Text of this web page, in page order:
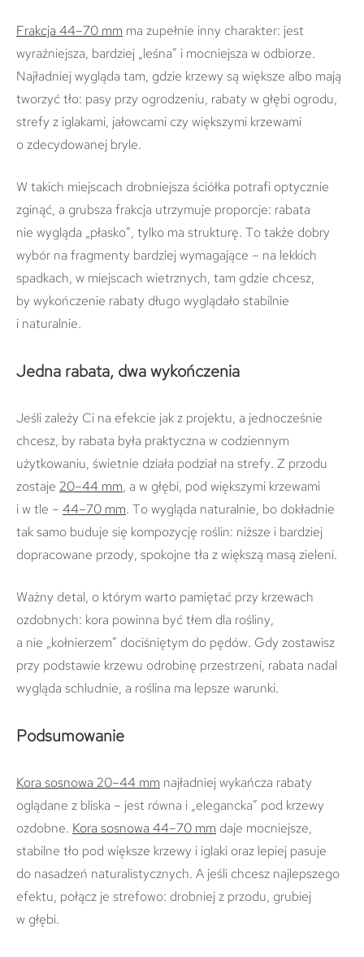
Frakcja 44–70 mm ma zupełnie inny charakter: jest
wyraźniejsza, bardziej „leśna” i mocniejsza w odbiorze.
Najładniej wygląda tam, gdzie krzewy są większe albo mają
tworzyć tło: pasy przy ogrodzeniu, rabaty w głębi ogrodu,
strefy z iglakami, jałowcami czy większymi krzewami
o zdecydowanej bryle.
W takich miejscach drobniejsza ściółka potrafi optycznie
zginąć, a grubsza frakcja utrzymuje proporcje: rabata
nie wygląda „płasko”, tylko ma strukturę. To także dobry
wybór na fragmenty bardziej wymagające – na lekkich
spadkach, w miejscach wietrznych, tam gdzie chcesz,
by wykończenie rabaty długo wyglądało stabilnie
i naturalnie.
Jedna rabata, dwa wykończenia
Jeśli zależy Ci na efekcie jak z projektu, a jednocześnie
chcesz, by rabata była praktyczna w codziennym
użytkowaniu, świetnie działa podział na strefy. Z przodu
zostaje 20–44 mm, a w głębi, pod większymi krzewami
i w tle – 44–70 mm. To wygląda naturalnie, bo dokładnie
tak samo buduje się kompozycję roślin: niższe i bardziej
dopracowane przody, spokojne tła z większą masą zieleni.
Ważny detal, o którym warto pamiętać przy krzewach
ozdobnych: kora powinna być tłem dla rośliny,
a nie „kołnierzem” dociśniętym do pędów. Gdy zostawisz
przy podstawie krzewu odrobinę przestrzeni, rabata nadal
wygląda schludnie, a roślina ma lepsze warunki.
Podsumowanie
Kora sosnowa 20–44 mm najładniej wykańcza rabaty
oglądane z bliska – jest równa i „elegancka” pod krzewy
ozdobne. Kora sosnowa 44–70 mm daje mocniejsze,
stabilne tło pod większe krzewy i iglaki oraz lepiej pasuje
do nasadzeń naturalistycznych. A jeśli chcesz najlepszego
efektu, połącz je strefowo: drobniej z przodu, grubiej
w głębi.